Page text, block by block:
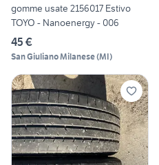
gomme usate 2156017 Estivo
TOYO - Nanoenergy - 006
45 €
San Giuliano Milanese(MI)